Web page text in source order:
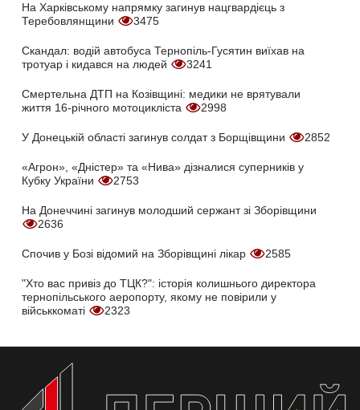
На Харківському напрямку загинув нацгвардієць з
Теребовлянщини
3475
Скандал: водій автобуса Тернопіль-Гусятин виїхав на
тротуар і кидався на людей
3241
Смертельна ДТП на Козівщині: медики не врятували
життя 16-річного мотоцикліста
2998
У Донецькій області загинув солдат з Борщівщини 2852
«Агрон», «Дністер» та «Нива» дізналися суперників у
Кубку України
2753
На Донеччині загинув молодший сержант зі Зборівщини
2636
Спочив у Бозі відомий на Зборівщині лікар 2585
"Хто вас привіз до ТЦК?": історія колишнього директора
тернопільського аеропорту, якому не повірили у
військкоматі
2323